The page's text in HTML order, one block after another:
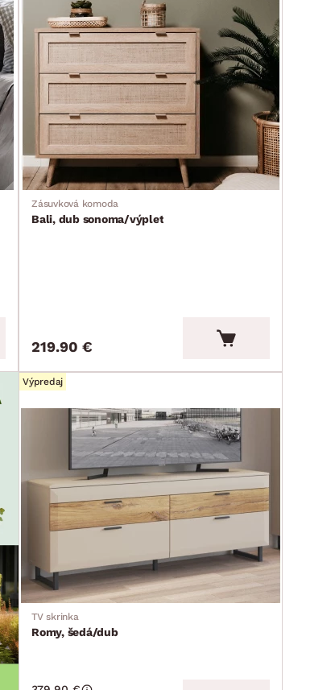
Zásuvková komoda
Bali, dub sonoma/výplet
219.90 €
Výpredaj
TV skrinka
Romy, šedá/dub